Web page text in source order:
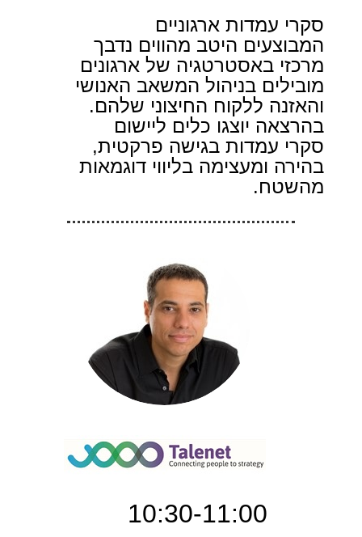
סקרי עמדות ארגוניים
המבוצעים היטב מהווים נדבך
מרכזי באסטרטגיה של ארגונים
מובילים בניהול המשאב האנושי
והאזנה ללקוח החיצוני שלהם.
בהרצאה יוצגו כלים ליישום
סקרי עמדות בגישה פרקטית,
בהירה ומעצימה בליווי דוגמאות
מהשטח.
10:30-11:00